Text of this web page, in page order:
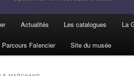
Actualités Les catalogues La
Parcours Faïencier Site du musée